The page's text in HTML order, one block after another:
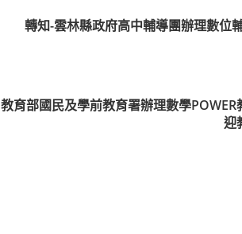
轉知-雲林縣政府高中輔導團辦理數位
教育部國民及學前教育署辦理數學
迎